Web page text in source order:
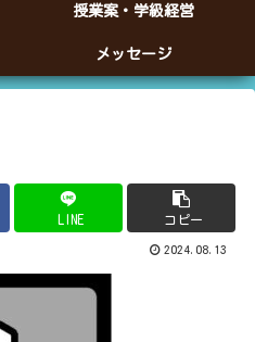
授業案・学級経営
メッセージ
LINE コピー
2024.08.13